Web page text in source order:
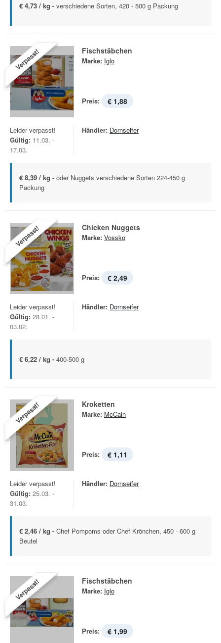
€ 4,73 / kg - verschiedene Sorten, 420 - 500 g Packung
Verpasst! Fischstäbchen
Marke: Iglo
Preis: € 1,88
Leider verpasst!
Gültig: 11.03. -
17.03.
Händler: Dornseifer
€ 8,39 / kg - oder Nuggets verschiedene Sorten 224-450 g
Packung
Verpasst! Chicken Nuggets
Marke: Vossko
Preis: € 2,49
Leider verpasst!
Gültig: 28.01. -
03.02.
Händler: Dornseifer
€ 6,22 / kg - 400-500 g
Verpasst! Kroketten
Marke: McCain
Preis: € 1,11
Leider verpasst!
Gültig: 25.03. -
31.03.
Händler: Dornseifer
€ 2,46 / kg - Chef Pompoms oder Chef Krönchen, 450 - 600 g
Beutel
Verpasst! Fischstäbchen
Marke: Iglo
Preis: € 1,99